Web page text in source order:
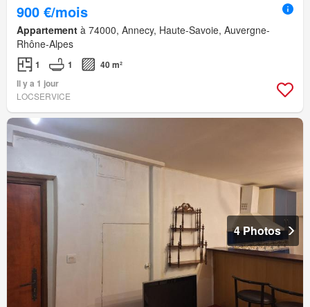
900 €/mois
Appartement à 74000, Annecy, Haute-Savoie, Auvergne-
Rhône-Alpes
1 1
40 m²
Il y a 1 jour
LOCSERVICE
4 Photos